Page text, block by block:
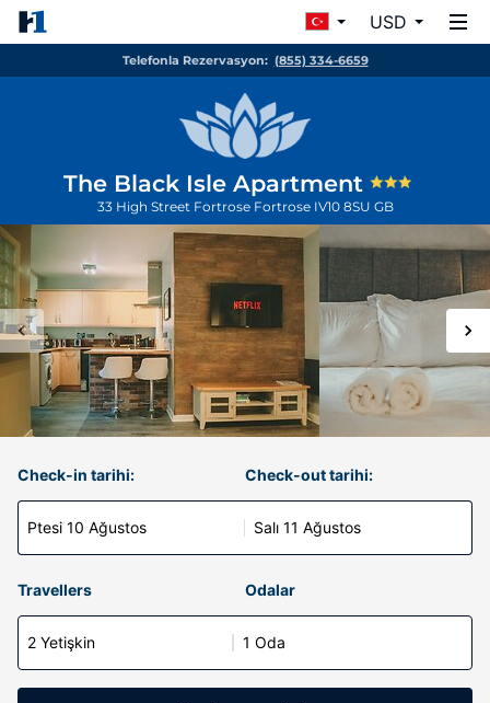
USD
Telefonla Rezervasyon: (855) 334-6659
The Black Isle Apartment
33 High Street Fortrose Fortrose IV10 8SU GB
Check-in tarihi:
Ptesi 10 Ağustos
Check-out tarihi:
Salı 11 Ağustos
Travellers Odalar
2 Yetişkin 1 Oda